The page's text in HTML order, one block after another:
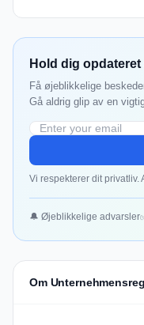
Hold dig
Få øjeblikkelige
Gå aldrig glip av en
Vi respekterer dit privatliv.
🔔 Øjeblikkelige advarsler
Om